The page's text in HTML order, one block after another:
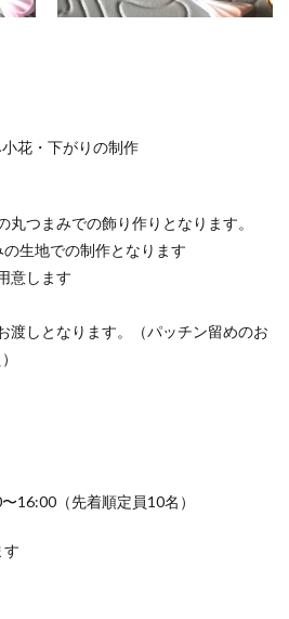
花・下がりの制作
つまみでの飾り作りとなります。
生地での制作となります
意します
渡しとなります。（パッチン留めのお
16:00（先着順定員10名）